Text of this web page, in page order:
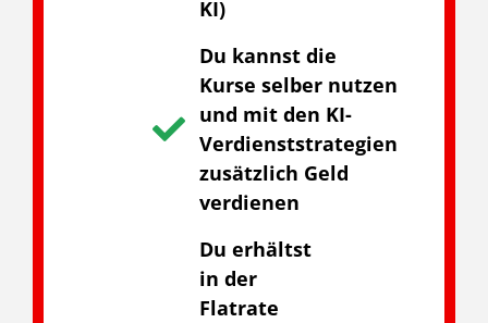
KI)
Du kannst die
Kurse selber nutzen
und mit den KI-
Verdienststrategien
zusätzlich Geld
verdienen
Du erhältst
in der
Flatrate